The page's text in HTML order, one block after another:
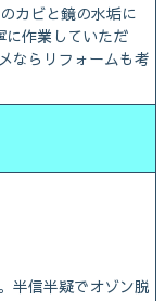
カビと鏡の水垢に
に作業していただ
ならリフォームも考
半信半疑でオゾン脱